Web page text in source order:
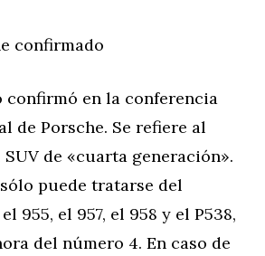
confirmado
confirmó en la conferencia
de Porsche. Se refiere al
de «cuarta generación».
puede tratarse del
955, el 957, el 958 y el P538,
del número 4. En caso de